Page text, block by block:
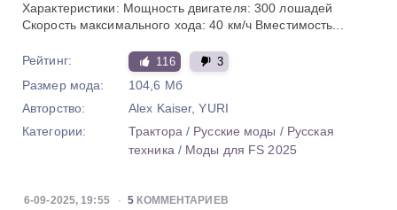
Характеристики: Мощность двигателя: 300 лошадей
Скорость максимального хода: 40 км/ч Вместимость...
Рейтинг: 116 3
Размер мода:
104,6 Мб
Авторство:
Alex Kaiser, YURI
Категории:
Трактора/ Русские моды / Русская
техника/ Моды для FS 2025
6-09-2025, 19:55 5 КОММЕНТАРИЕВ